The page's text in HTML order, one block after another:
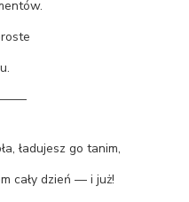
ładujesz go tanim,
cały dzień — i już!